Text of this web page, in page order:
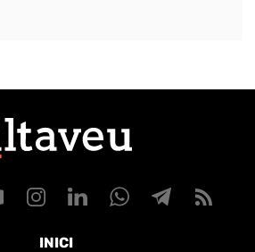
INICI